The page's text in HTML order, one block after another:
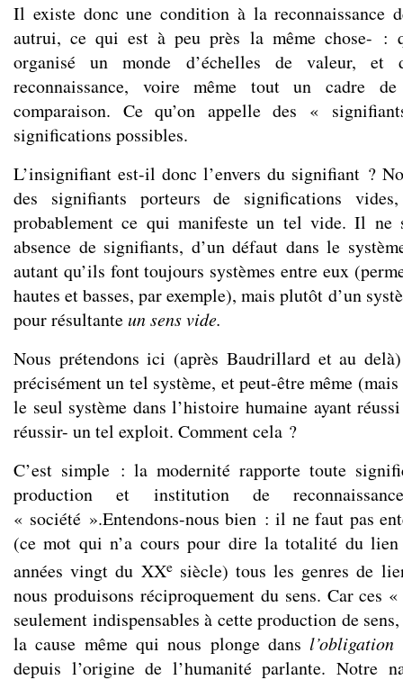
Il existe donc une condition à la reconnaissance
autrui, ce qui est à peu près la même chose- :
organisé un monde d’échelles de valeur, et
reconnaissance, voire même tout un cadre
comparaison. Ce qu’on appelle des «
significations possibles.
L’insignifiant est-il donc l’envers du signifiant ?
des signifiants porteurs de significations
probablement ce qui manifeste un tel vide. Il ne
absence de signifiants, d’un défaut dans le
autant qu’ils font toujours systèmes entre eux
hautes et basses, par exemple), mais plutôt d’un
pour résultanteun sens vide.
Nous prétendons ici (après Baudrillard et au
précisément un tel système, et peut-être même
le seul système dans l’histoire humaine ayant
réussir- un tel exploit. Comment cela ?
C’est simple : la modernité rapporte toute
production et institution de
« société ».Entendons-nous bien : il ne faut pas
(ce mot qui n’a cours pour dire la totalité du
années vingt du XXesiècle) tous les genres de
nous produisons réciproquement du sens. Car ces
seulement indispensables à cette production de
la cause même qui nous plonge dans
depuis l’origine de l’humanité parlante. Notre